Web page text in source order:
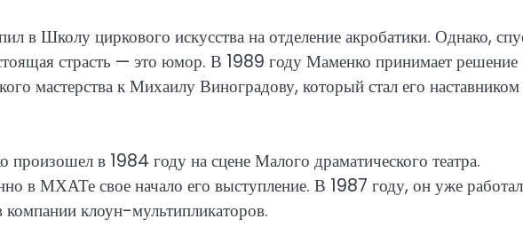
в Школу циркового искусства на отделение акробатики. Однако,
страсть — это юмор. В 1989 году Маменко принимает решение
мастерства к Михаилу Виноградову, который стал его
в 1984 году на сцене Малого драматического театра.
в МХАТе свое начало его выступление. В 1987 году, он уже работал
компании клоун-мультипликаторов.